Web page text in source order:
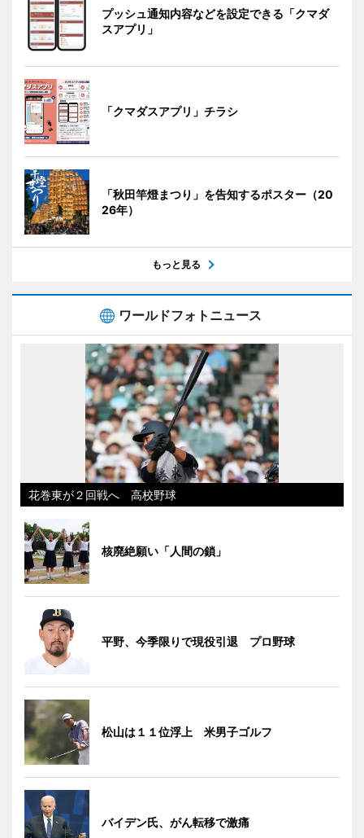
プッシュ通知内容などを設定できる「クマダ
スアプリ」
「クマダスアプリ」チラシ
「秋田竿燈まつり」を告知するポスター（20
26年）
もっと見る
ワールドフォトニュース
花巻東が２回戦へ 高校野球
核廃絶願い「人間の鎖」
平野、今季限りで現役引退 プロ野球
松山は１１位浮上 米男子ゴルフ
バイデン氏、がん転移で激痛